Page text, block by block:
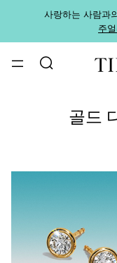
사랑하는 사람과
주
골드